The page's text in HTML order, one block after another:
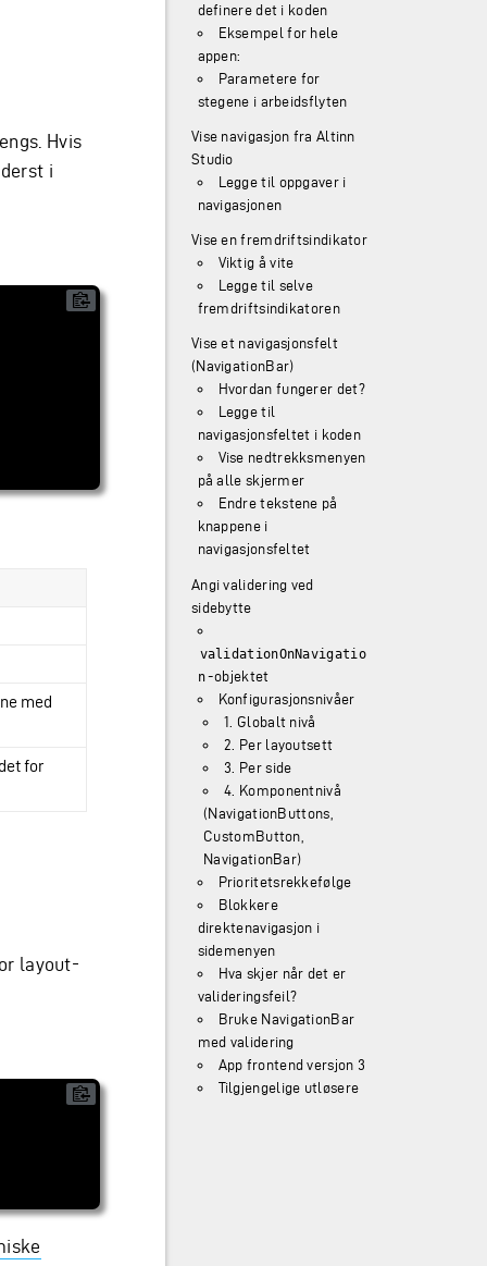
Hvis
i
med
for
layout-
definere det i koden
Eksempel for hele
appen:
Parametere for
stegene i arbeidsflyten
Vise navigasjon fra Altinn
Studio
Legge til oppgaver i
navigasjonen
Vise en fremdriftsindikator
Viktig å vite
Legge til selve
fremdriftsindikatoren
Vise et navigasjonsfelt
(NavigationBar)
Hvordan fungerer det?
Legge til
navigasjonsfeltet i koden
Vise nedtrekksmenyen
på alle skjermer
Endre tekstene på
knappene i
navigasjonsfeltet
Angi validering ved
sidebytte
validationOnNavigatio
n-objektet
Konfigurasjonsnivåer
1. Globalt nivå
2. Per layoutsett
3. Per side
4. Komponentnivå
(NavigationButtons,
CustomButton,
NavigationBar)
Prioritetsrekkefølge
Blokkere
direktenavigasjon i
sidemenyen
Hva skjer når det er
valideringsfeil?
Bruke NavigationBar
med validering
App frontend versjon 3
Tilgjengelige utløsere